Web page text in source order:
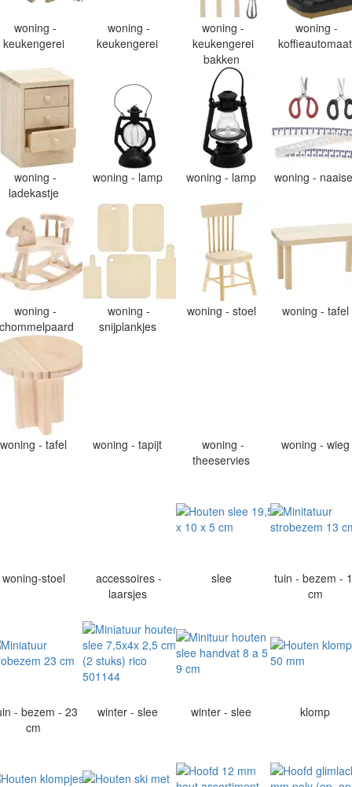
woning -
keukengerei
woning -
keukengerei
woning -
keukengerei
bakken
woning -
woning -
ladekastje
woning - lamp woning - lamp woning -
woning -
woning -
snijplankjes
woning - stoel woning - tafel
woning - tafel woning - tapijt
woning -
theeservies
woning - wieg
woning-stoel
accessoires -
laarsjes
slee
tuin - bezem -
cm
- bezem - 23
cm
winter - slee winter - slee klomp